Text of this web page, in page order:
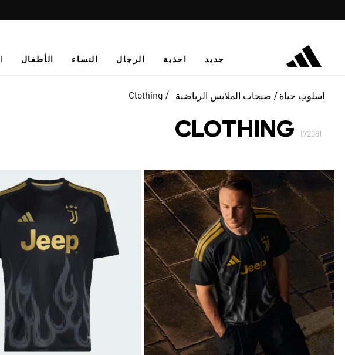
جديد احذية الرجال النساء الأطفال
اسلوب حياة صيحات الملابس الرياضية Clothing
CLOTHING (7208)